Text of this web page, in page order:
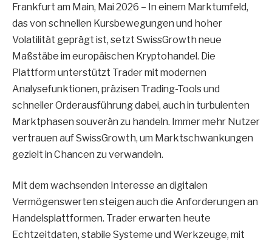
Frankfurt am Main, Mai 2026 – In einem Marktumfeld,
das von schnellen Kursbewegungen und hoher
Volatilität geprägt ist, setzt SwissGrowth neue
Maßstäbe im europäischen Kryptohandel. Die
Plattform unterstützt Trader mit modernen
Analysefunktionen, präzisen Trading-Tools und
schneller Orderausführung dabei, auch in turbulenten
Marktphasen souverän zu handeln. Immer mehr Nutzer
vertrauen auf SwissGrowth, um Marktschwankungen
gezielt in Chancen zu verwandeln.
Mit dem wachsenden Interesse an digitalen
Vermögenswerten steigen auch die Anforderungen an
Handelsplattformen. Trader erwarten heute
Echtzeitdaten, stabile Systeme und Werkzeuge, mit